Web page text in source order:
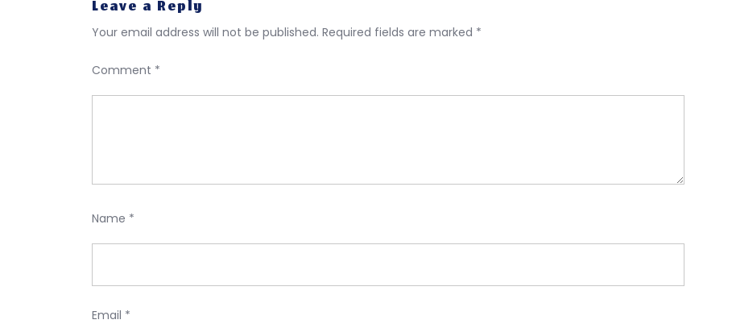
Leave a Reply
Your email address will not be published. Required fields are marked *
Comment *
Name *
Email *